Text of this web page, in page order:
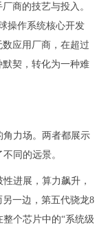
商的技艺与投入。
操作系统核心开发
应用厂商，在超过
契，转化为一种难
力场。两者都展示
同的远景。
进展，算力飙升，
一边，第五代骁龙8
个芯片中的“系统级